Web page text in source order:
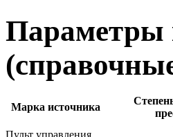
Параметры
Марка источника